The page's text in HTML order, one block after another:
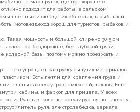
на маршрутах, где нет хорошего
подходит для работы: в сельском
и складских объектах, в рыбных и
мотовездеход хорош для туристов, рыбаков и
Такая мощность и большой клиренс 30.5 см
сложное бездорожье, без глубокой грязи.
колесной базы, поэтому можно проезжать и
— это упрощает разгрузку сыпучих материалов.
Есть петли для крепления груза и
аксессуаров: емкостей, чехлов. Еще
кабины, и фаркоп для прицепа. У всех
Рулевая колонка регулируется по наклону.
руля, электролебедка, зеркала